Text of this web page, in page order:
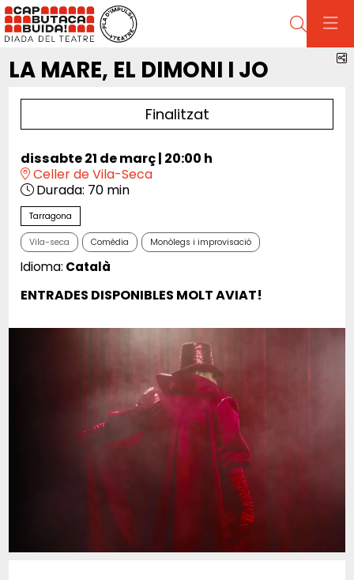
Cerca
LA MARE, EL DIMONI I JO
Finalitzat
dissabte 21 de març| 20:00 h
Celler de Vila-Seca
Durada: 70 min
Tarragona
Vila-seca Comèdia Monòlegs i improvisació
Idioma: Català
ENTRADES DISPONIBLES MOLT AVIAT!